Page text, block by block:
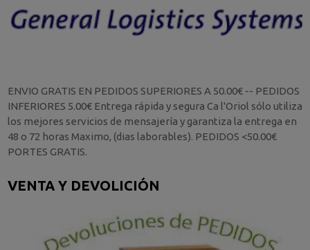
ENVIO GRATIS EN PEDIDOS SUPERIORES A 50.00€ -- PEDIDOS
INFERIORES 5.00€ Entrega rápida y segura Ca l'Oriol sólo utiliza
los mejores servicios de mensajería y garantiza la entrega en
48 o 72 horas Maximo, (dias laborables). PEDIDOS <50.00€
PORTES GRATIS.
VENTA Y DEVOLICIÓN